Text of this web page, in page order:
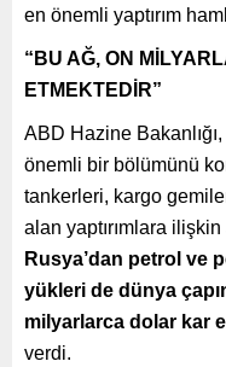
en önemli yaptırım
“BU AĞ, ON
ETMEKTEDİR”
ABD Hazine Bakanlığı,
önemli bir bölümünü
tankerleri, kargo
alan yaptırımlara ilişkin
Rusya’dan petrol ve
yükleri de dünya
milyarlarca dolar kar
verdi.